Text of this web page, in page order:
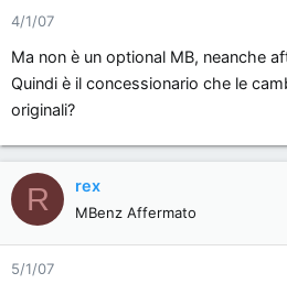
4/1/07
Ma non è un optional MB, neanche
Quindi è il concessionario che le
originali?
R rex
MBenz Affermato
5/1/07